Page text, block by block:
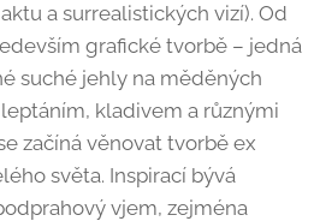
a surrealistických vizí). Od
grafické tvorbě – jedná
suché jehly na měděných
kladivem a různými
začíná věnovat tvorbě ex
světa. Inspirací bývá
vjem, zejména